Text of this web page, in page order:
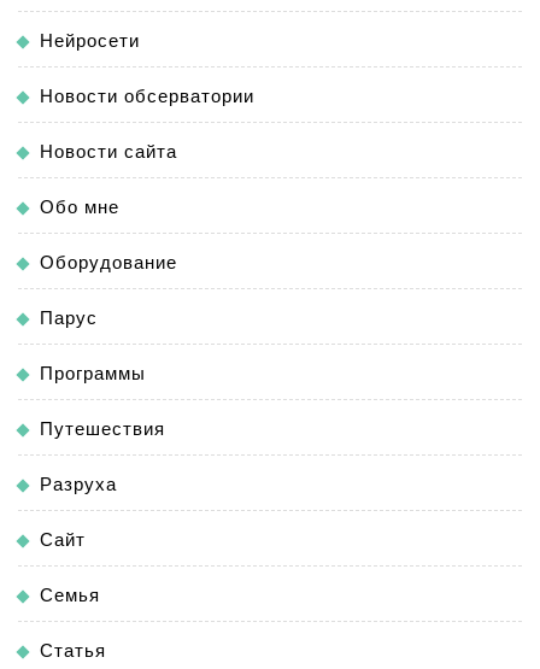
Нейросети
Новости обсерватории
Новости сайта
Обо мне
Оборудование
Парус
Программы
Путешествия
Разруха
Сайт
Семья
Статья